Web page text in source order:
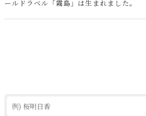
ールドラベル「霧島」は生まれました。